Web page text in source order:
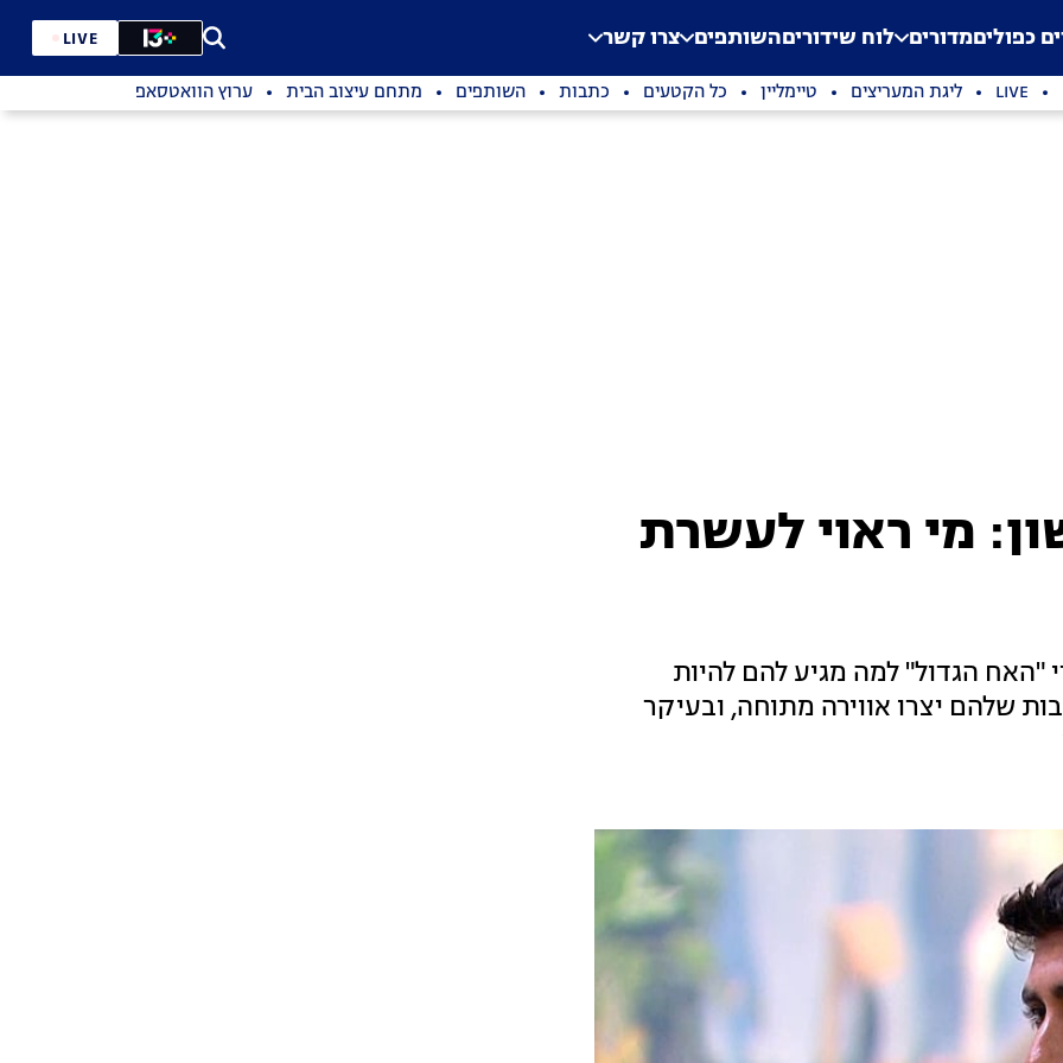
Application error: a
. כפוליםמדורים לוח שידוריםהשותפים צרו קשר LIVE
LIVE ליגת המעריצים טיימליין כל הקטעים כתבות השותפים מתחם עיצוב הבית ערוץ הוואטסאפ
מי ראוי לעשרת
"האח הגדול" למה מגיע להם להיות
שלהם יצרו אווירה מתוחה, ובעיקר